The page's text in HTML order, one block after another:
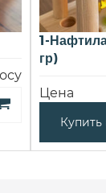
1-
гр)
Цена
Купить